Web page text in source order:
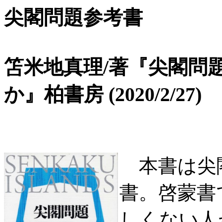
尖閣問題参考書
笘米地真理/著『尖閣問
か』柏書房 (2020/2/27)
本書は尖
書。啓蒙